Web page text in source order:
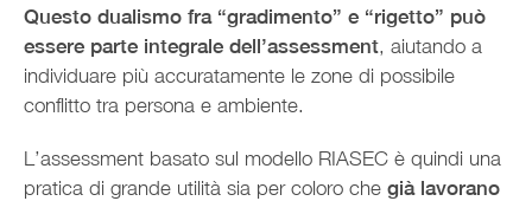
Questo dualismo fra “gradimento” e “rigetto” può
essere parte integrale dell’assessment, aiutando a
individuare più accuratamente le zone di possibile
conflitto tra persona e ambiente.
L’assessment basato sul modello RIASEC è quindi una
pratica di grande utilità sia per coloro che già lavorano